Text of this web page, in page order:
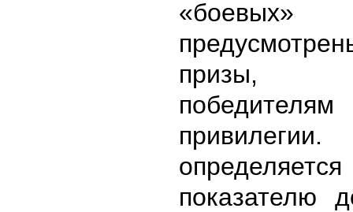
призы,
показателю